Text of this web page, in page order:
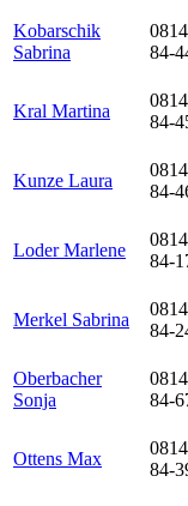
Kobarschik
Sabrina
84-
Kral Martina
84-
Kunze Laura
84-
Loder Marlene
84-
Merkel Sabrina
84-
Oberbacher
Sonja
84-
Ottens Max
84-